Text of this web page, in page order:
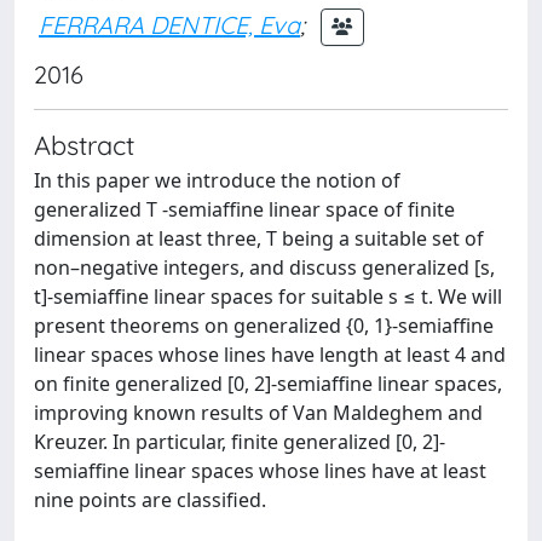
FERRARA DENTICE, Eva;
2016
Abstract
In this paper we introduce the notion of
generalized T -semiaffine linear space of finite
dimension at least three, T being a suitable set of
non–negative integers, and discuss generalized [s,
t]-semiaffine linear spaces for suitable s ≤ t. We will
present theorems on generalized {0, 1}-semiaffine
linear spaces whose lines have length at least 4 and
on finite generalized [0, 2]-semiaffine linear spaces,
improving known results of Van Maldeghem and
Kreuzer. In particular, finite generalized [0, 2]-
semiaffine linear spaces whose lines have at least
nine points are classified.